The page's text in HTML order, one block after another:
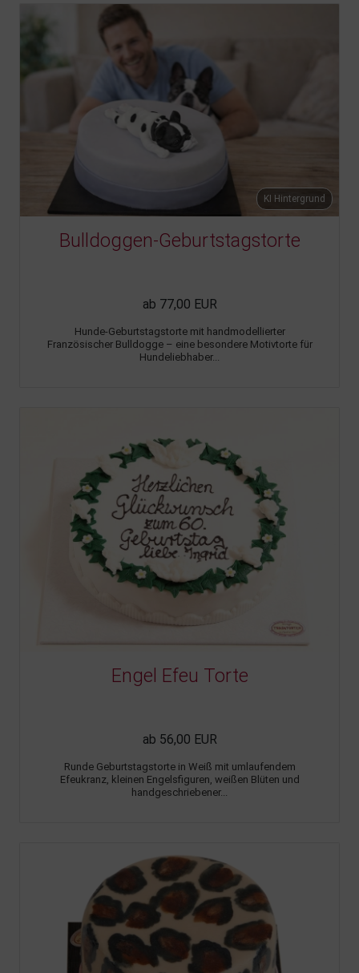
KI Hintergrund
Bulldoggen-Geburtstagstorte
ab 77,00 EUR
Hunde-Geburtstagstorte mit handmodellierter
Französischer Bulldogge – eine besondere Motivtorte für
Hundeliebhaber...
Engel Efeu Torte
ab 56,00 EUR
Runde Geburtstagstorte in Weiß mit umlaufendem
Efeukranz, kleinen Engelsfiguren, weißen Blüten und
handgeschriebener...